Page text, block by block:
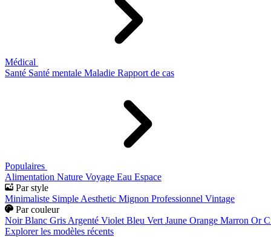
Médical
Santé Santé mentale Maladie Rapport de cas
Populaires
Alimentation Nature Voyage Eau Espace
Par style
Minimaliste Simple Aesthetic Mignon Professionnel Vintage
Par couleur
Noir Blanc Gris Argenté Violet Bleu Vert Jaune Orange Marron Or
Explorer les modèles récents